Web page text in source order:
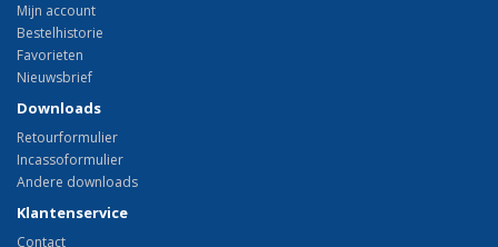
Mijn account
Bestelhistorie
Favorieten
Nieuwsbrief
Downloads
Retourformulier
Incassoformulier
Andere downloads
Klantenservice
Contact